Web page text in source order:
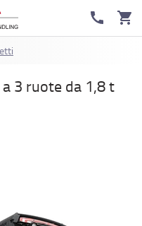
3 ruote da 1,8 t